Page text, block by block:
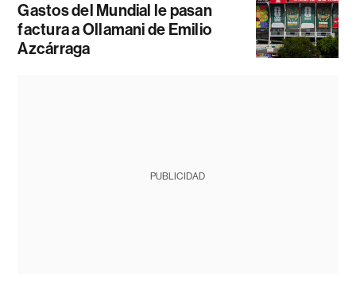
Gastos del Mundial le pasan
factura a Ollamani de Emilio
Azcárraga
PUBLICIDAD